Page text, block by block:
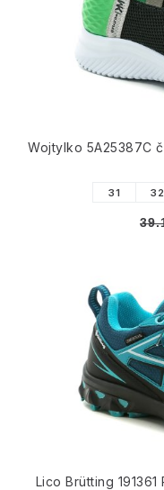
Wojtylko 5A25387C
31 32
Lico Brütting